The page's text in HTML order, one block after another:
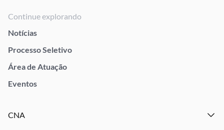
Continue explorando
Notícias
Processo Seletivo
Área de Atuação
Eventos
CNA